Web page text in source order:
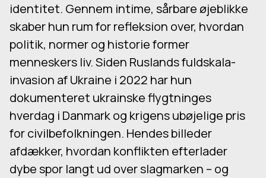
identitet. Gennem intime, sårbare øjeblikke
skaber hun rum for refleksion over, hvordan
politik, normer og historie former
menneskers liv. Siden Ruslands fuldskala-
invasion af Ukraine i 2022 har hun
dokumenteret ukrainske flygtninges
hverdag i Danmark og krigens ubøjelige pris
for civilbefolkningen. Hendes billeder
afdækker, hvordan konflikten efterlader
dybe spor langt ud over slagmarken – og